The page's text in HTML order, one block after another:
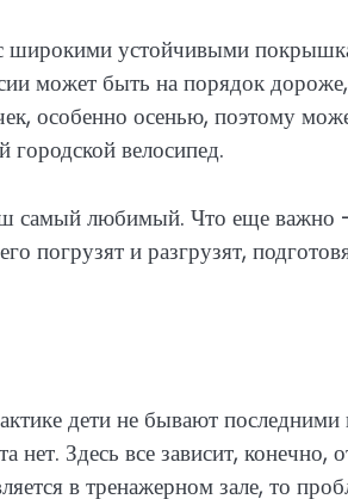
широкими устойчивыми
может быть на порядок
особенно осенью, поэтому
велосипед.
самый любимый. Что еще важно
погрузят и разгрузят,
дети не бывают последними
Здесь все зависит, конечно,
в тренажерном зале, то